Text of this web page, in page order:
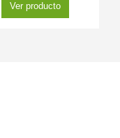
Ver producto